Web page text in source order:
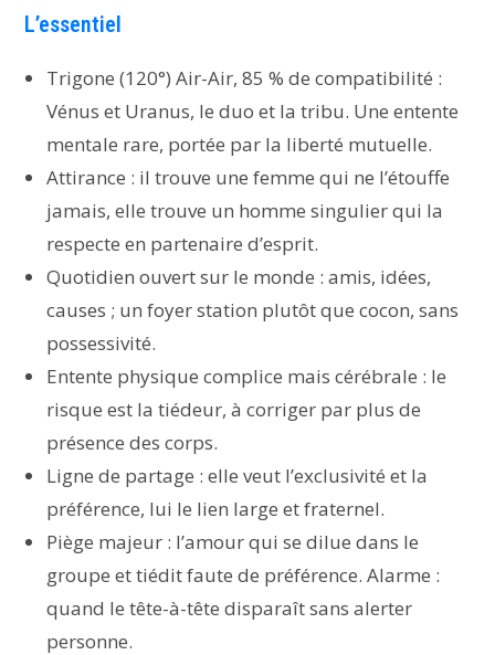
L’essentiel
Trigone (120°) Air-Air, 85 % de compatibilité :
Vénus et Uranus, le duo et la tribu. Une entente
mentale rare, portée par la liberté mutuelle.
Attirance : il trouve une femme qui ne l’étouffe
jamais, elle trouve un homme singulier qui la
respecte en partenaire d’esprit.
Quotidien ouvert sur le monde : amis, idées,
causes ; un foyer station plutôt que cocon, sans
possessivité.
Entente physique complice mais cérébrale : le
risque est la tiédeur, à corriger par plus de
présence des corps.
Ligne de partage : elle veut l’exclusivité et la
préférence, lui le lien large et fraternel.
Piège majeur : l’amour qui se dilue dans le
groupe et tiédit faute de préférence. Alarme :
quand le tête-à-tête disparaît sans alerter
personne.